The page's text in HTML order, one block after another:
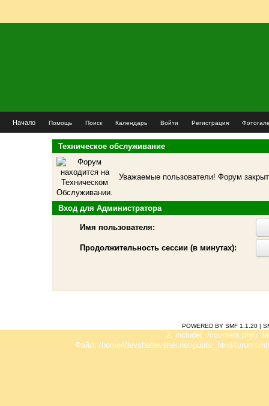
Начало Помощь Поиск Календарь Войти Регистрация
Техническое обслуживание
Уважаемые пользователи! Форум
Вход для Администратора
Имя пользователя:
Продолжительность сессии (в минутах):
POWERED BY SMF 1.1.20 |
2: include(../counters.php):
Файл: /home/l/levsha/levshei.net/public_html/